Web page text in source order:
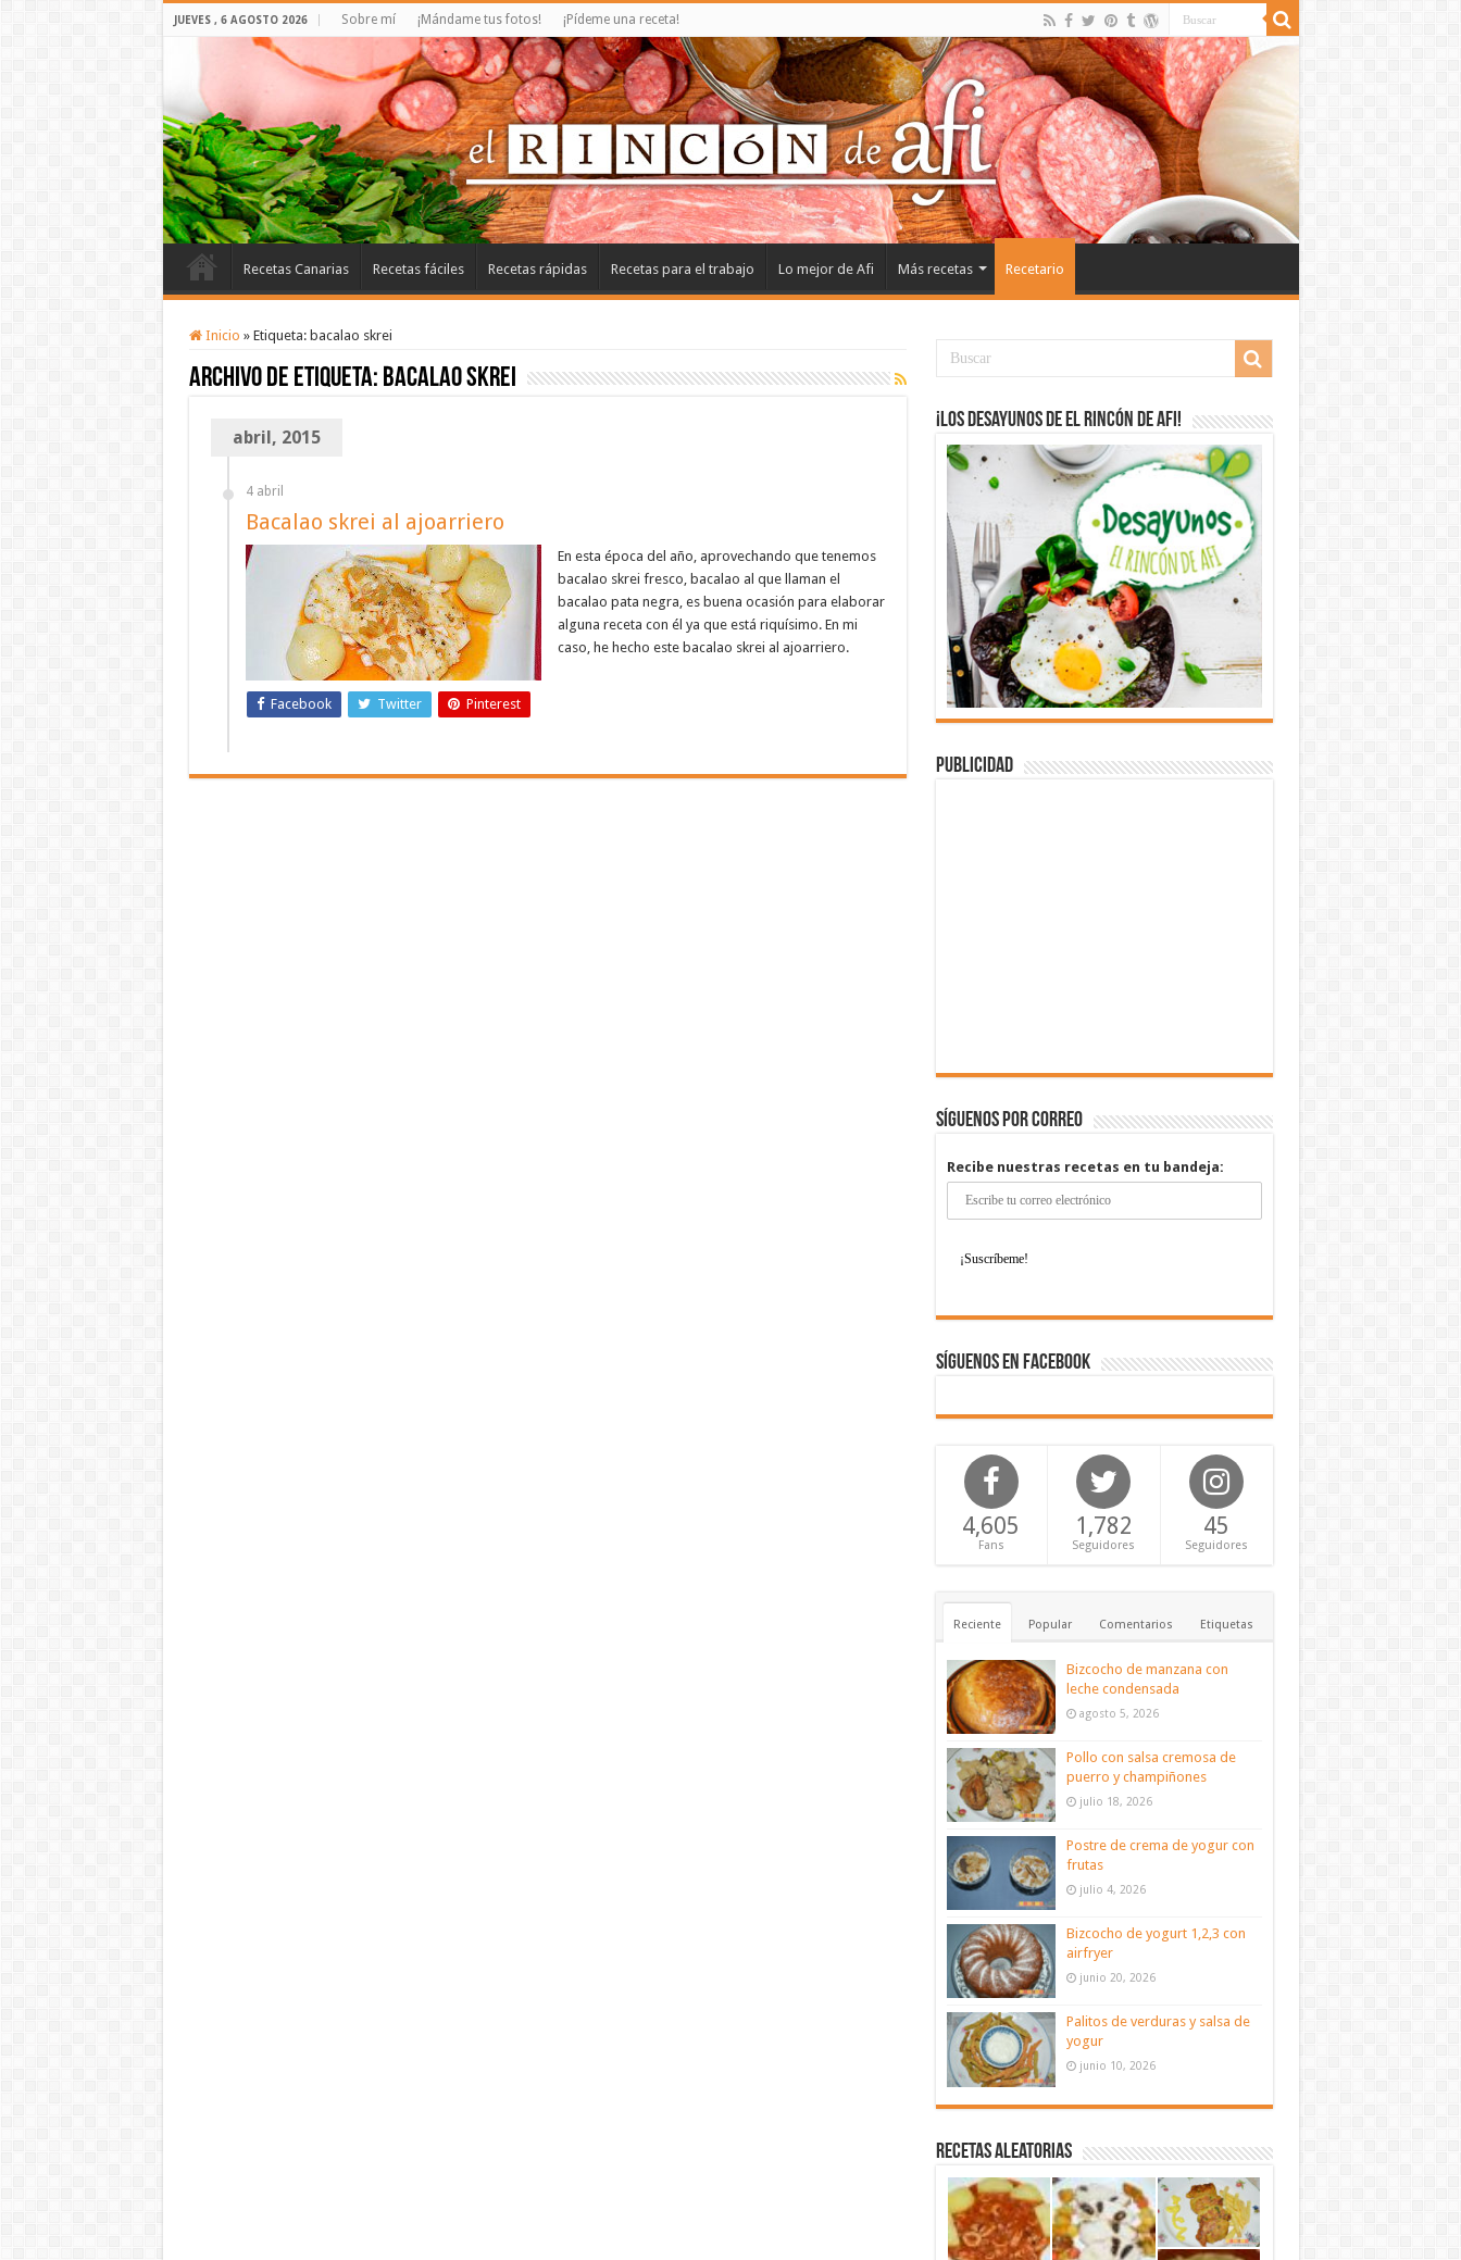
JUEVES , 6 AGOSTO 2026 Sobre mí ¡Mándame tus fotos! ¡Pídeme una receta!
Recetas Canarias Recetas fáciles Recetas rápidas Recetas para el trabajo Lo mejor de Afi Más recetas Recetario
Inicio » Etiqueta: bacalao skrei
Archivo de etiqueta: bacalao skrei
abril, 2015
4 abril
Bacalao skrei al ajoarriero
En esta época del año, aprovechando que tenemos
bacalao skrei fresco, bacalao al que llaman el
bacalao pata negra, es buena ocasión para elaborar
alguna receta con él ya que está riquísimo. En mi
caso, he hecho este bacalao skrei al ajoarriero.
Facebook Twitter Pinterest
¡Los desayunos de El Rincón de Afi!
Publicidad
Síguenos por correo
Recibe nuestras recetas en tu bandeja:
Síguenos en Facebook
4,605
Fans
1,782
Seguidores
45
Seguidores
Reciente Popular Comentarios Etiquetas
Bizcocho de manzana con
leche condensada
agosto 5, 2026
Pollo con salsa cremosa de
puerro y champiñones
julio 18, 2026
Postre de crema de yogur con
frutas
julio 4, 2026
Bizcocho de yogurt 1,2,3 con
airfryer
junio 20, 2026
Palitos de verduras y salsa de
yogur
junio 10, 2026
Recetas aleatorias